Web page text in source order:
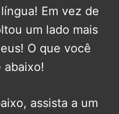
Em vez de
um lado mais
O que você
abaixo!
assista a um